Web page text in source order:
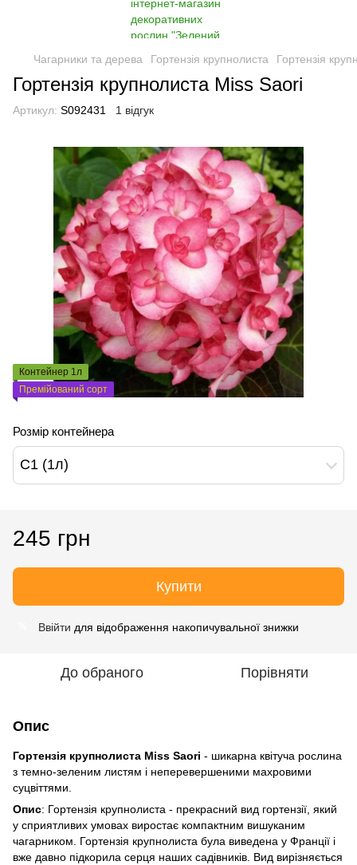
Чагарники та дерева Гортензія крупнолиста Гортензія
Гортензія крупнолиста Miss Saori
Артикул: S092431 1 відгук
Контейнер 1л
Премійований сорт
Розмір контейнера
С1 (1л)
245 грн
Купити
Ввійти для відображення накопичувальної знижки
До обраного Порівняти
Опис
Гортензія крупнолиста Miss Saori - шикарна квітуча рослина
з темно-зеленим листям і неперевершеними махровими
суцвіттями.
Опис: Гортензія крупнолиста - прекрасний вид гортензії, який
у сприятливих умовах виростає компактним вишуканим
чагарником. Гортензія крупнолиста була виведена у Франції і
вже давно підкорила серця наших садівників. Вид вирізняється